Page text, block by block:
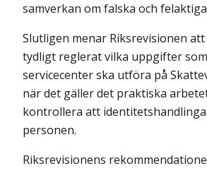
samverkan om falska och
Slutligen menar Riksrevisionen
tydligt reglerat vilka uppgifter
servicecenter ska utföra på
när det gäller det praktiska
kontrollera att
personen.
Riksrevisionens